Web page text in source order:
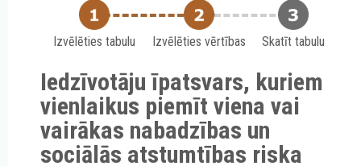
Izvēlēties tabulu Izvēlēties vērtības Skatīt tabulu
Iedzīvotāju īpatsvars, kuriem
vienlaikus piemīt viena vai
vairākas nabadzības un
sociālās atstumtības riska